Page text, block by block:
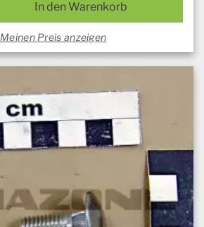
In den Warenkorb
Meinen Preis anzeigen